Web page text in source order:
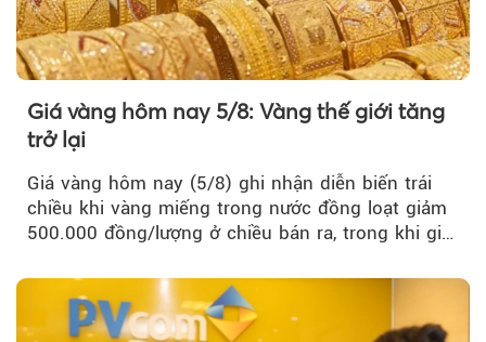
Giá vàng hôm nay 5/8: Vàng thế giới tăng
trở lại
Giá vàng hôm nay (5/8) ghi nhận diễn biến trái
chiều khi vàng miếng trong nước đồng loạt giảm
500.000 đồng/lượng ở chiều bán ra, trong khi giá
thương hiệu.